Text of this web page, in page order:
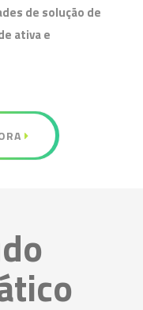
de solução de
ativa e